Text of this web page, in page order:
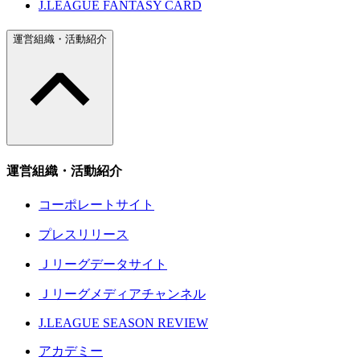
J.LEAGUE FANTASY CARD
運営組織・活動紹介
運営組織・活動紹介
コーポレートサイト
プレスリリース
Ｊリーグデータサイト
Ｊリーグメディアチャンネル
J.LEAGUE SEASON REVIEW
アカデミー